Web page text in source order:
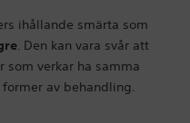
ihållande smärta som
. Den kan vara svår att
som verkar ha samma
av behandling.